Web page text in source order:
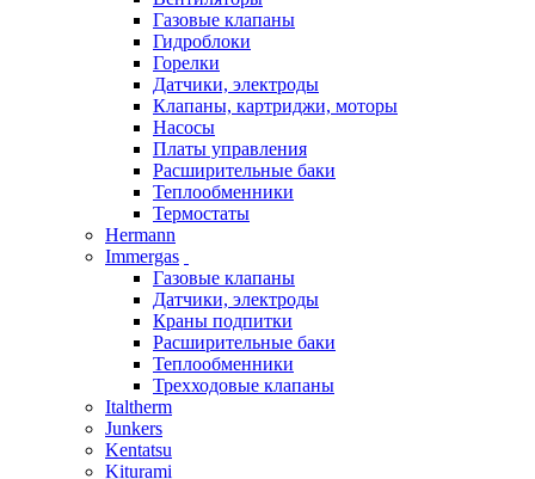
Газовые клапаны
Гидроблоки
Горелки
Датчики, электроды
Клапаны, картриджи, моторы
Насосы
Платы управления
Расширительные баки
Теплообменники
Термостаты
Hermann
Immergas
Газовые клапаны
Датчики, электроды
Краны подпитки
Расширительные баки
Теплообменники
Трехходовые клапаны
Italtherm
Junkers
Kentatsu
Kiturami